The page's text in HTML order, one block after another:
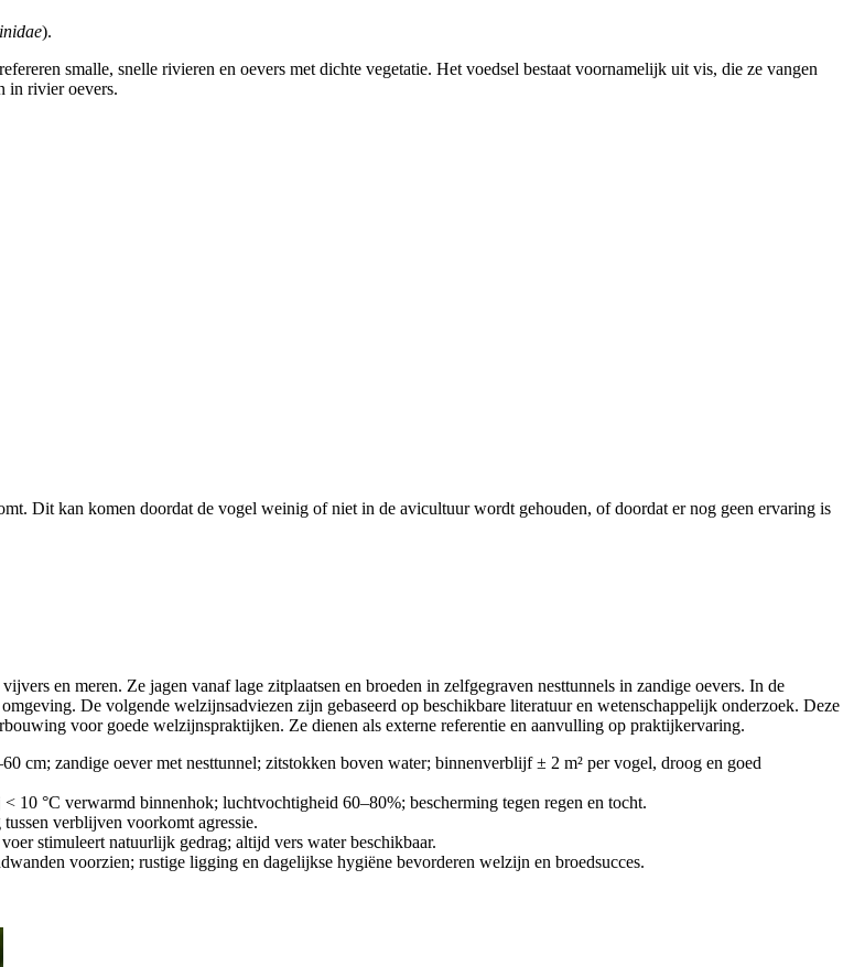
).
smalle, snelle rivieren en oevers met dichte vegetatie. Het voedsel bestaat voornamelijk uit vis, die ze vangen
in rivier oevers.
Dit kan komen doordat de vogel weinig of niet in de avicultuur wordt gehouden, of doordat er nog geen ervaring is
en meren. Ze jagen vanaf lage zitplaatsen en broeden in zelfgegraven nesttunnels in zandige oevers. In de
De volgende welzijnsadviezen zijn gebaseerd op beschikbare literatuur en wetenschappelijk onderzoek. Deze
voor goede welzijnspraktijken. Ze dienen als externe referentie en aanvulling op praktijkervaring.
cm; zandige oever met nesttunnel; zitstokken boven water; binnenverblijf ± 2 m² per vogel, droog en goed
10 °C verwarmd binnenhok; luchtvochtigheid 60–80%; bescherming tegen regen en tocht.
verblijven voorkomt agressie.
stimuleert natuurlijk gedrag; altijd vers water beschikbaar.
voorzien; rustige ligging en dagelijkse hygiëne bevorderen welzijn en broedsucces.